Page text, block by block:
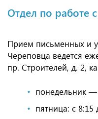
Отдел по работе
Прием письменных и
Череповца ведется
пр. Строителей, д. 2,
понедельник —
пятница: с 8:15